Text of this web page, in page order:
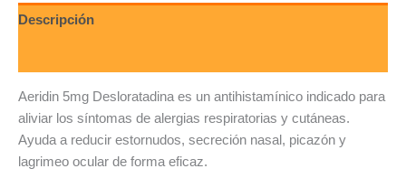
Descripción
Aeridin 5mg Desloratadina es un antihistamínico indicado para
aliviar los síntomas de alergias respiratorias y cutáneas.
Ayuda a reducir estornudos, secreción nasal, picazón y
lagrimeo ocular de forma eficaz.